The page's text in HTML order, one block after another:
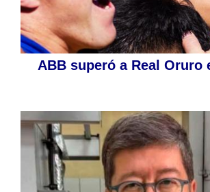
ABB superó a Real Oruro